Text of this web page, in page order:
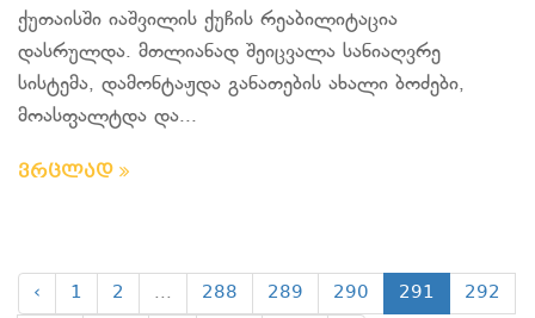
ქუთაისში იაშვილის ქუჩის რეაბილიტაცია
დასრულდა. მთლიანად შეიცვალა სანიაღვრე
სისტემა, დამონტაჟდა განათების ახალი ბოძები,
მოასფალტდა და...
ვრცლად
‹ 1 2 ... 288 289 290 291
292